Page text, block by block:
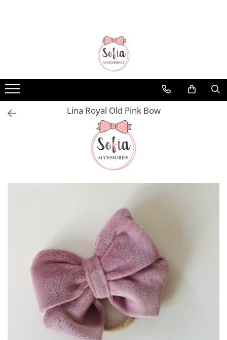
Emma Collection
Lina Collection
Gloria Collection
Lina Royal Old Pink Bow